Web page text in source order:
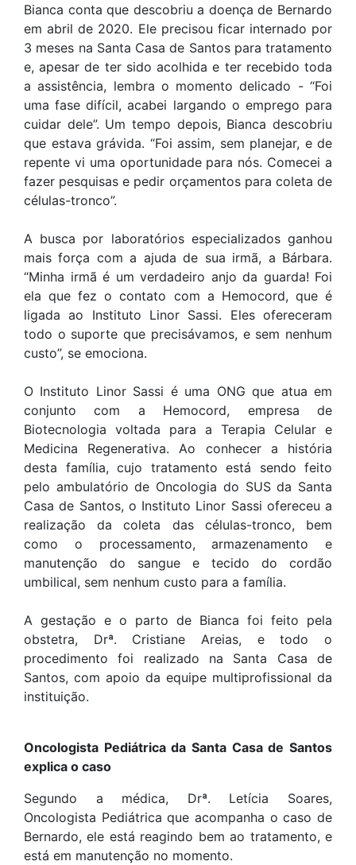
Bianca conta que descobriu a doença de Bernardo
em abril de 2020. Ele precisou ficar internado por
3 meses na Santa Casa de Santos para tratamento
e, apesar de ter sido acolhida e ter recebido toda
a assistência, lembra o momento delicado - “Foi
uma fase difícil, acabei largando o emprego para
cuidar dele”. Um tempo depois, Bianca descobriu
que estava grávida. “Foi assim, sem planejar, e de
repente vi uma oportunidade para nós. Comecei a
fazer pesquisas e pedir orçamentos para coleta de
células-tronco”.
A busca por laboratórios especializados ganhou
mais força com a ajuda de sua irmã, a Bárbara.
“Minha irmã é um verdadeiro anjo da guarda! Foi
ela que fez o contato com a Hemocord, que é
ligada ao Instituto Linor Sassi. Eles ofereceram
todo o suporte que precisávamos, e sem nenhum
custo”, se emociona.
O Instituto Linor Sassi é uma ONG que atua em
conjunto com a Hemocord, empresa de
Biotecnologia voltada para a Terapia Celular e
Medicina Regenerativa. Ao conhecer a história
desta família, cujo tratamento está sendo feito
pelo ambulatório de Oncologia do SUS da Santa
Casa de Santos, o Instituto Linor Sassi ofereceu a
realização da coleta das células-tronco, bem
como o processamento, armazenamento e
manutenção do sangue e tecido do cordão
umbilical, sem nenhum custo para a família.
A gestação e o parto de Bianca foi feito pela
obstetra, Drª. Cristiane Areias, e todo o
procedimento foi realizado na Santa Casa de
Santos, com apoio da equipe multiprofissional da
instituição.
Oncologista Pediátrica da Santa Casa de Santos
explica o caso
Segundo a médica, Drª. Letícia Soares,
Oncologista Pediátrica que acompanha o caso de
Bernardo, ele está reagindo bem ao tratamento, e
está em manutenção no momento.